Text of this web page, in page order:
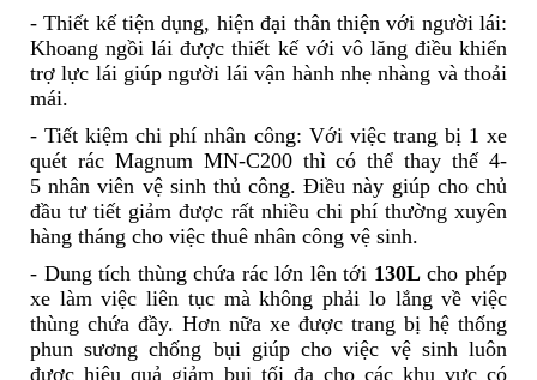
- Thiết kế tiện dụng, hiện đại thân thiện với người lái:
Khoang ngồi lái được thiết kế với vô lăng điều khiển
trợ lực lái giúp người lái vận hành nhẹ nhàng và thoải
mái.
- Tiết kiệm chi phí nhân công: Với việc trang bị 1 xe
quét rác Magnum MN-C200 thì có thể thay thế 4-
5 nhân viên vệ sinh thủ công. Điều này giúp cho chủ
đầu tư tiết giảm được rất nhiều chi phí thường xuyên
hàng tháng cho việc thuê nhân công vệ sinh.
- Dung tích thùng chứa rác lớn lên tới 130Lcho phép
xe làm việc liên tục mà không phải lo lắng về việc
thùng chứa đầy. Hơn nữa xe được trang bị hệ thống
phun sương chống bụi giúp cho việc vệ sinh luôn
được hiệu quả giảm bụi tối đa cho các khu vực có